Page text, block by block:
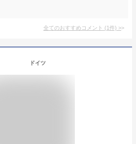
全てのおすすめコメント (1件) >
ドイツ